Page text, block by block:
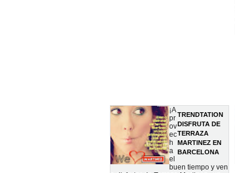
TRENDTATION
DISFRUTA DE
TERRAZA
MARTINEZ EN
BARCELONA
¡A
pr
ov
ec
h
a
el
buen tiempo y ven